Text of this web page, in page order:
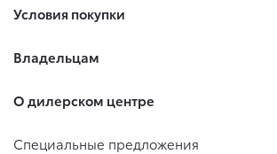
Условия покупки
Владельцам
О дилерском центре
Специальные предложения